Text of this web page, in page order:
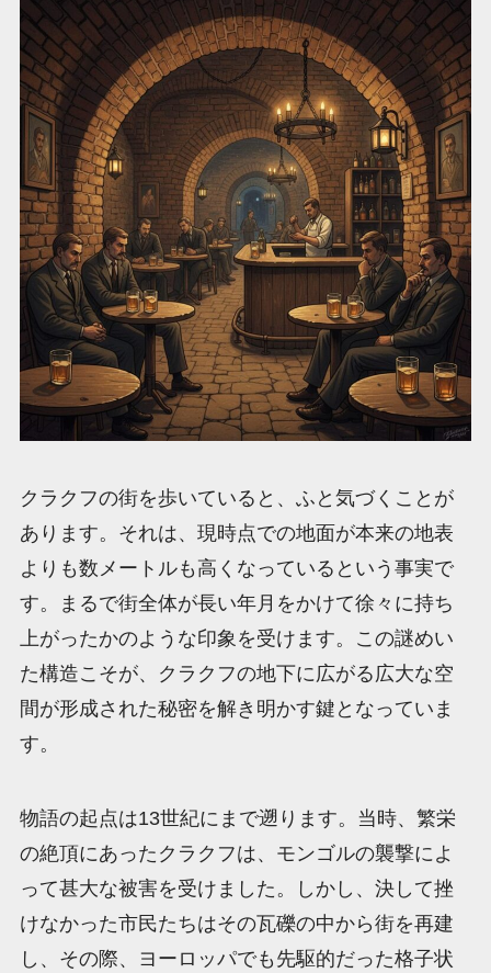
クラクフの街を歩いていると、ふと気づくことが
あります。それは、現時点での地面が本来の地表
よりも数メートルも高くなっているという事実で
す。まるで街全体が長い年月をかけて徐々に持ち
上がったかのような印象を受けます。この謎めい
た構造こそが、クラクフの地下に広がる広大な空
間が形成された秘密を解き明かす鍵となっていま
す。
物語の起点は13世紀にまで遡ります。当時、繁栄
の絶頂にあったクラクフは、モンゴルの襲撃によ
って甚大な被害を受けました。しかし、決して挫
けなかった市民たちはその瓦礫の中から街を再建
し、その際、ヨーロッパでも先駆的だった格子状